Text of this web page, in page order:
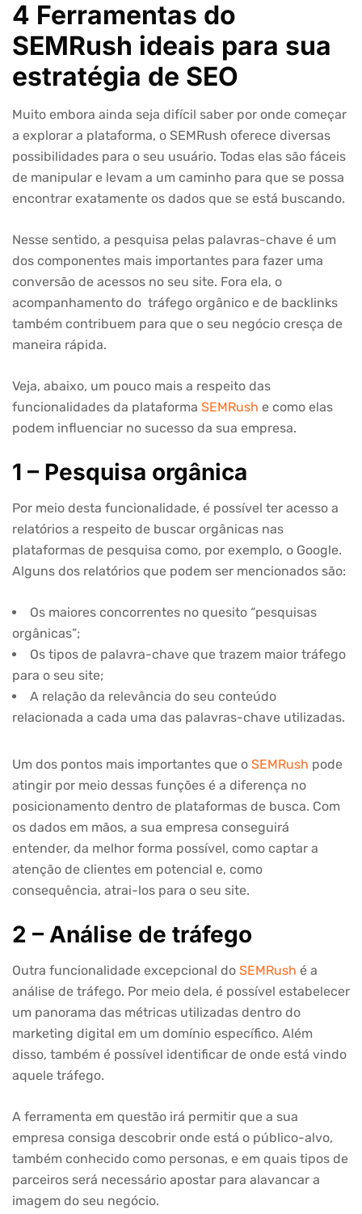
4 Ferramentas do
SEMRush ideais para sua
estratégia de SEO
Muito embora ainda seja difícil saber por onde começar
a explorar a plataforma, o SEMRush oferece diversas
possibilidades para o seu usuário. Todas elas são fáceis
de manipular e levam a um caminho para que se possa
encontrar exatamente os dados que se está buscando.
Nesse sentido, a pesquisa pelas palavras-chave é um
dos componentes mais importantes para fazer uma
conversão de acessos no seu site. Fora ela, o
acompanhamento do tráfego orgânico e de backlinks
também contribuem para que o seu negócio cresça de
maneira rápida.
Veja, abaixo, um pouco mais a respeito das
funcionalidades da plataforma SEMRush e como elas
podem influenciar no sucesso da sua empresa.
1 – Pesquisa orgânica
Por meio desta funcionalidade, é possível ter acesso a
relatórios a respeito de buscar orgânicas nas
plataformas de pesquisa como, por exemplo, o Google.
Alguns dos relatórios que podem ser mencionados são:
Os maiores concorrentes no quesito “pesquisas
orgânicas”;
Os tipos de palavra-chave que trazem maior tráfego
para o seu site;
A relação da relevância do seu conteúdo
relacionada a cada uma das palavras-chave utilizadas.
Um dos pontos mais importantes que o SEMRush pode
atingir por meio dessas funções é a diferença no
posicionamento dentro de plataformas de busca. Com
os dados em mãos, a sua empresa conseguirá
entender, da melhor forma possível, como captar a
atenção de clientes em potencial e, como
consequência, atrai-los para o seu site.
2 – Análise de tráfego
Outra funcionalidade excepcional do SEMRush é a
análise de tráfego. Por meio dela, é possível estabelecer
um panorama das métricas utilizadas dentro do
marketing digital em um domínio específico. Além
disso, também é possível identificar de onde está vindo
aquele tráfego.
A ferramenta em questão irá permitir que a sua
empresa consiga descobrir onde está o público-alvo,
também conhecido como personas, e em quais tipos de
parceiros será necessário apostar para alavancar a
imagem do seu negócio.